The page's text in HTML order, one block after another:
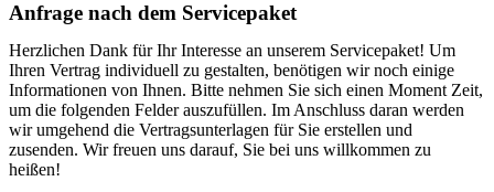
Anfrage nach dem Servicepaket
Herzlichen Dank für Ihr Interesse an unserem Servicepaket! Um
Ihren Vertrag individuell zu gestalten, benötigen wir noch einige
Informationen von Ihnen. Bitte nehmen Sie sich einen Moment Zeit,
um die folgenden Felder auszufüllen. Im Anschluss daran werden
wir umgehend die Vertragsunterlagen für Sie erstellen und
zusenden. Wir freuen uns darauf, Sie bei uns willkommen zu
heißen!